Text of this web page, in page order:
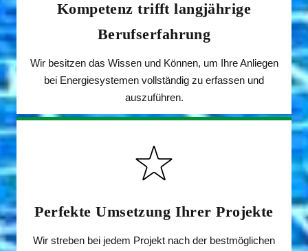
Kompetenz trifft langjährige
Berufserfahrung
Wir besitzen das Wissen und Können, um Ihre Anliegen
bei Energiesystemen vollständig zu erfassen und
auszuführen.
Perfekte Umsetzung Ihrer Projekte
Wir streben bei jedem Projekt nach der bestmöglichen